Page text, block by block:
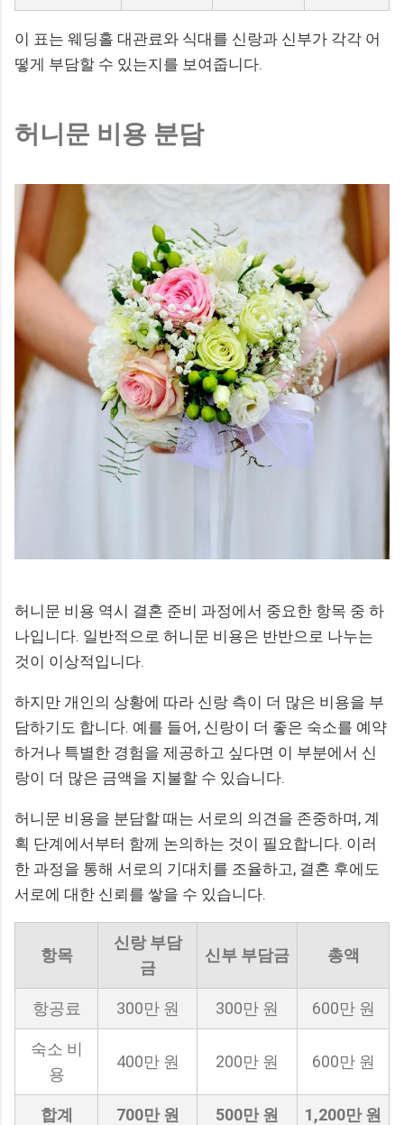
이 표는 웨딩홀 대관료와 식대를 신랑과 신부가 각각 어
떻게 부담할 수 있는지를 보여줍니다.
허니문 비용 분담
허니문 비용 역시 결혼 준비 과정에서 중요한 항목 중 하
나입니다. 일반적으로 허니문 비용은 반반으로 나누는
것이 이상적입니다.
하지만 개인의 상황에 따라 신랑 측이 더 많은 비용을 부
담하기도 합니다. 예를 들어, 신랑이 더 좋은 숙소를 예약
하거나 특별한 경험을 제공하고 싶다면 이 부분에서 신
랑이 더 많은 금액을 지불할 수 있습니다.
허니문 비용을 분담할 때는 서로의 의견을 존중하며, 계
획 단계에서부터 함께 논의하는 것이 필요합니다. 이러
한 과정을 통해 서로의 기대치를 조율하고, 결혼 후에도
서로에 대한 신뢰를 쌓을 수 있습니다.
항목
신랑 부담
금
신부 부담금 총액
항공료 300만 원 300만 원 600만 원
숙소 비
용
400만 원 200만 원 600만 원
합계 700만 원 500만 원 1,200만 원